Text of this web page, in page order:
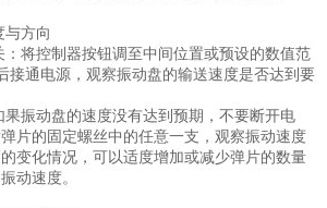
与方向
：将控制器按钮调至中间位置或预设的数值范
接通电源，观察振动盘的输送速度是否达到要
果振动盘的速度没有达到预期，不要断开电
片的固定螺丝中的任意一支，观察振动速度
变化情况，可以适度增加或减少弹片的数量
动速度。